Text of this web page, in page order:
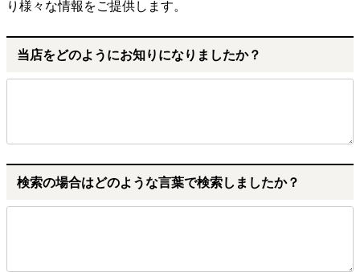
り様々な情報をご提供します。
当店をどのようにお知りになりましたか？
検索の場合はどのような言葉で検索しましたか？